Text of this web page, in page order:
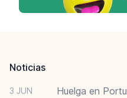
Noticias
3 JUN
Huelga en